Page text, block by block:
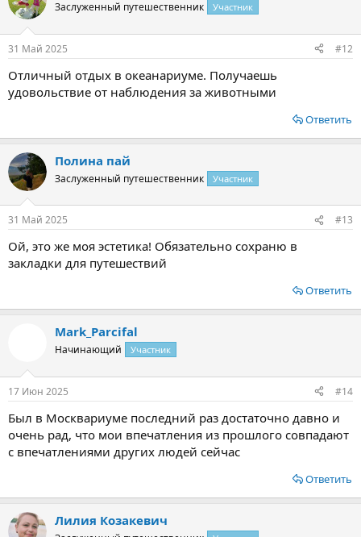
Заслуженный путешественник Участник
31 Май 2025 #12
Отличный отдых в океанариуме. Получаешь
удовольствие от наблюдения за животными
Ответить
Полина пай
Заслуженный путешественник Участник
31 Май 2025 #13
Ой, это же моя эстетика! Обязательно сохраню в
закладки для путешествий
Ответить
Mark_Parcifal
Начинающий Участник
17 Июн 2025 #14
Был в Москвариуме последний раз достаточно давно и
очень рад, что мои впечатления из прошлого совпадают
с впечатлениями других людей сейчас
Ответить
Лилия Козакевич